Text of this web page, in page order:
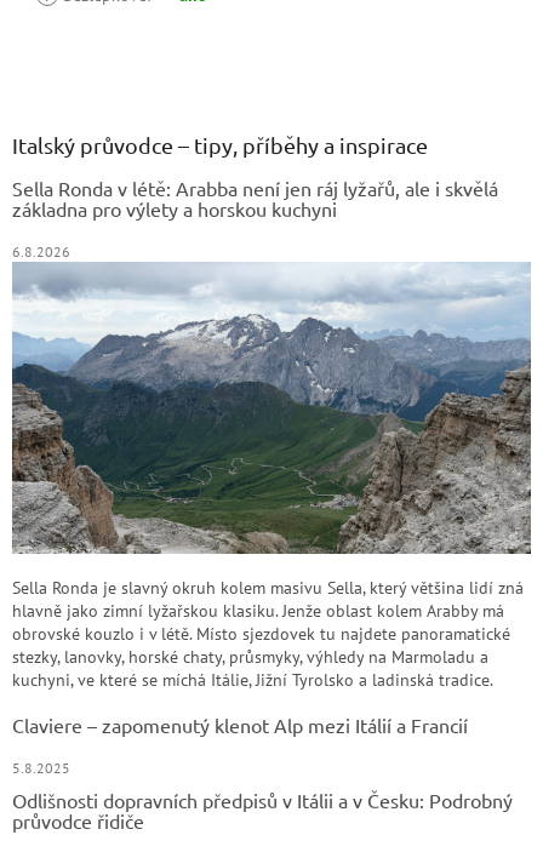
Italský průvodce – tipy, příběhy a inspirace
Sella Ronda v létě: Arabba není jen ráj lyžařů, ale i skvělá
základna pro výlety a horskou kuchyni
6.8.2026
Sella Ronda je slavný okruh kolem masivu Sella, který většina lidí zná
hlavně jako zimní lyžařskou klasiku. Jenže oblast kolem Arabby má
obrovské kouzlo i v létě. Místo sjezdovek tu najdete panoramatické
stezky, lanovky, horské chaty, průsmyky, výhledy na Marmoladu a
kuchyni, ve které se míchá Itálie, Jižní Tyrolsko a ladinská tradice.
Claviere – zapomenutý klenot Alp mezi Itálií a Francií
5.8.2025
Odlišnosti dopravních předpisů v Itálii a v Česku: Podrobný
průvodce řidiče